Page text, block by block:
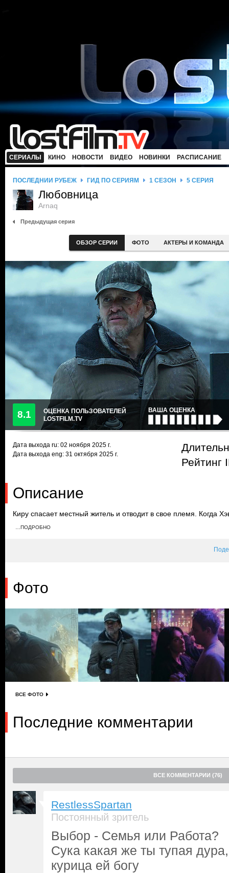
СЕРИАЛЫ КИНО НОВОСТИ ВИДЕО НОВИНКИ РАСПИСАНИЕ
ПОСЛЕДНИЙ РУБЕЖ ГИД ПО СЕРИЯМ 1 СЕЗОН 5 СЕРИЯ
Любовница
Arnaq
Предыдущая серия
ОБЗОР СЕРИИ ФОТО АКТЕРЫ И КОМАНДА
8.1
ОЦЕНКА ПОЛЬЗОВАТЕЛЕЙ
LOSTFILM.TV
ВАША ОЦЕНКА
Дата выхода ru: 02 ноября 2025 г.
Дата выхода eng: 31 октября 2025 г.
Рейтинг
Описание
Киру спасает местный житель и отводит в свое племя. Когда
о его секрете по громкой связи, полицейские отслеживают
…ПОДРОБНО
Фото
ВСЕ ФОТО
Последние комментарии
ВСЕ КОММЕНТАРИИ (76)
RestlessSpartan
Постоянный зритель
Выбор - Семья или Работа?
Сука какая же ты тупая
курица ей богу